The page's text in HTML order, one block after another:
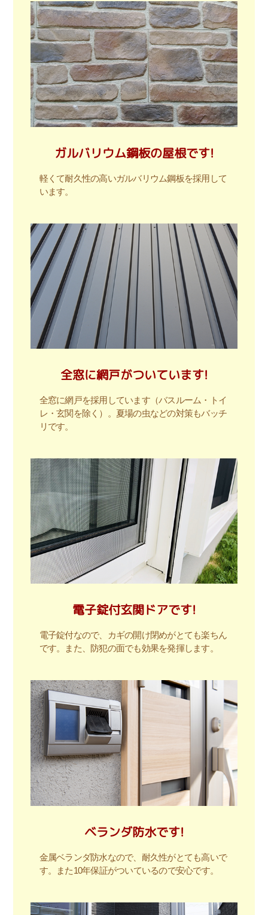
ガルバリウム鋼板の屋根です!
軽くて耐久性の高いガルバリウム鋼板を採用して
います。
全窓に網戸がついています!
全窓に網戸を採用しています（バスルーム・トイ
レ・玄関を除く）。夏場の虫などの対策もバッチ
リです。
電子錠付玄関ドアです!
電子錠付なので、カギの開け閉めがとても楽ちん
です。また、防犯の面でも効果を発揮します。
ベランダ防水です!
金属ベランダ防水なので、耐久性がとても高いで
す。また10年保証がついているので安心です。